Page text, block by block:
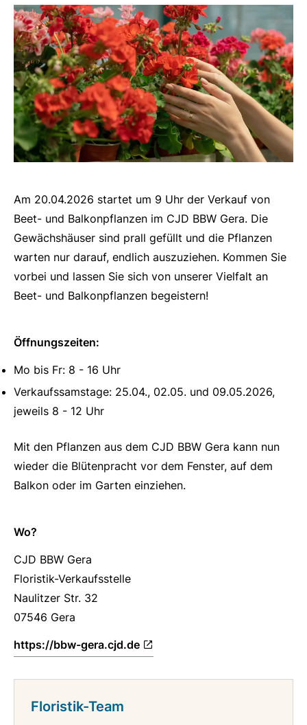
Am 20.04.2026 startet um 9 Uhr der Verkauf von
Beet- und Balkonpflanzen im CJD BBW Gera. Die
Gewächshäuser sind prall gefüllt und die Pflanzen
warten nur darauf, endlich auszuziehen. Kommen Sie
vorbei und lassen Sie sich von unserer Vielfalt an
Beet- und Balkonpflanzen begeistern!
Öffnungszeiten:
Mo bis Fr: 8 - 16 Uhr
Verkaufssamstage: 25.04., 02.05. und 09.05.2026,
jeweils 8 - 12 Uhr
Mit den Pflanzen aus dem CJD BBW Gera kann nun
wieder die Blütenpracht vor dem Fenster, auf dem
Balkon oder im Garten einziehen.
Wo?
CJD BBW Gera
Floristik-Verkaufsstelle
Naulitzer Str. 32
07546 Gera
https://bbw-gera.cjd.de
Floristik-Team